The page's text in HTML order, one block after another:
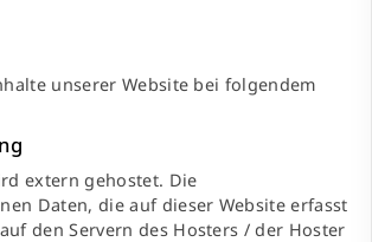
unserer Website bei folgendem
extern gehostet. Die
Daten, die auf dieser Website erfasst
den Servern des Hosters / der Hoster